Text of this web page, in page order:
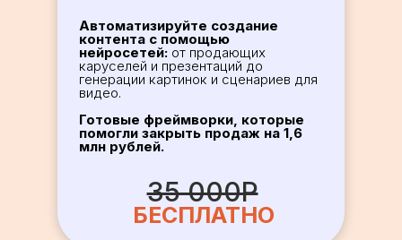
БЕСПЛАТНО
35 000Р
Автоматизируйте создание
контента с помощью
нейросетей: от продающих
каруселей и презентаций до
генерации картинок и сценариев для
видео.
Готовые фреймворки, которые
помогли закрыть продаж на 1,6
млн рублей.